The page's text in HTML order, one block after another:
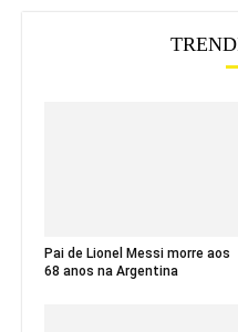
Pai de Lionel Messi morre aos
68 anos na Argentina